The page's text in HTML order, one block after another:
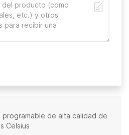
de alta calidad de
Celsius